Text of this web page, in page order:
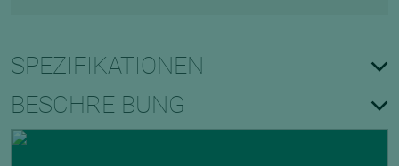
SPEZIFIKATIONEN
BESCHREIBUNG